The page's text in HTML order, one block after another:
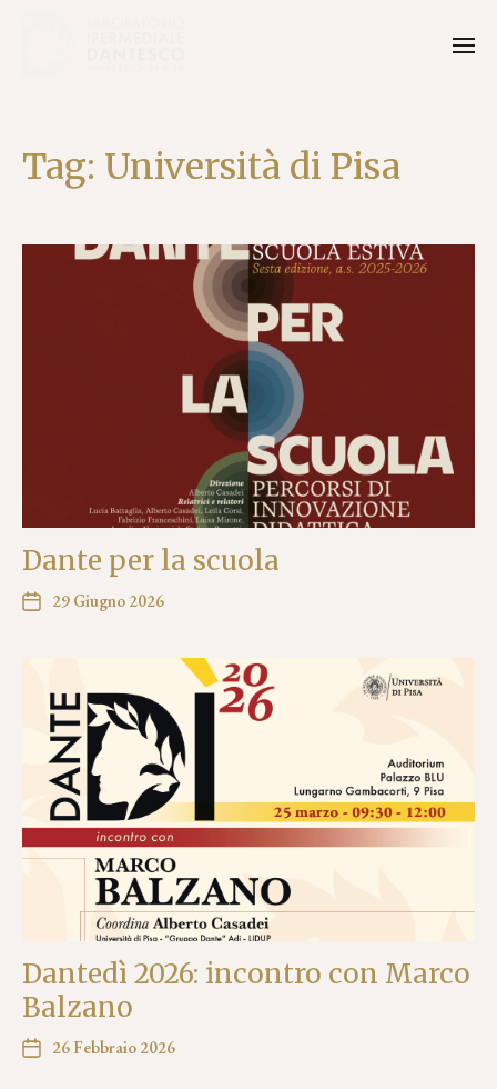
Tag: Università di Pisa
Dante per la scuola
29 Giugno 2026
Dantedì 2026: incontro con Marco
Balzano
26 Febbraio 2026